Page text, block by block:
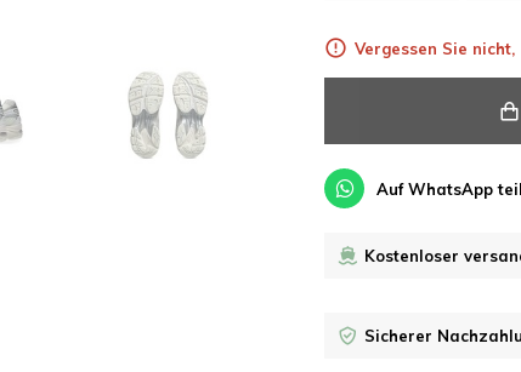
Vergessen Sie
Auf WhatsApp
Kostenloser
Sicherer